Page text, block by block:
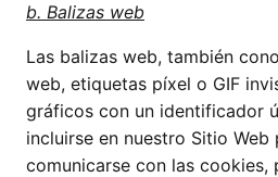
b. Balizas web
Las balizas web, también
web, etiquetas píxel o GIF
gráficos con un identificador
incluirse en nuestro Sitio Web
comunicarse con las cookies,